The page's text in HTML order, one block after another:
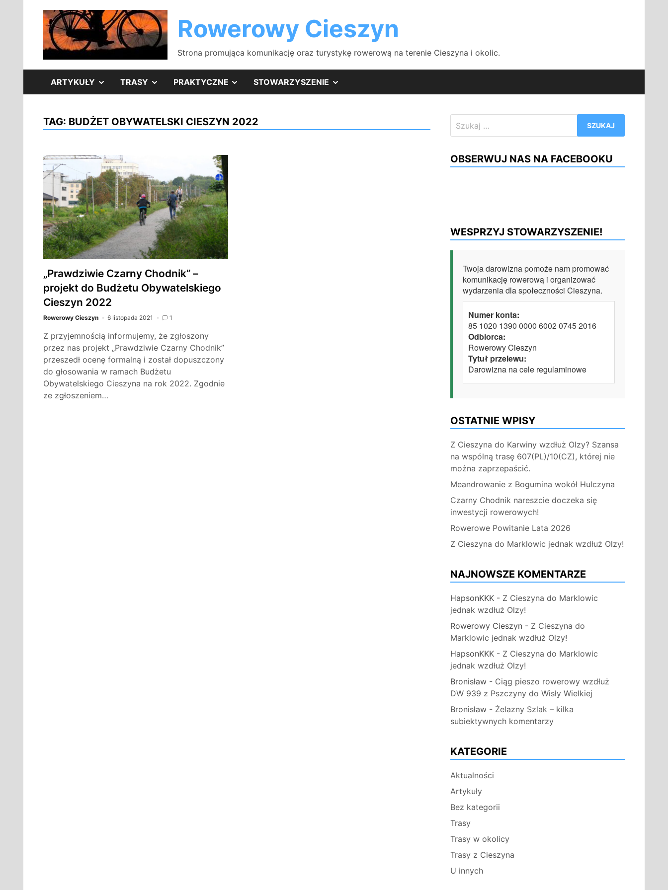
content
Rowerowy Cieszyn
Strona promująca komunikację oraz turystykę rowerową na terenie Cieszyna i okolic.
ARTYKUŁY SHOW
MENU
TRASY SHOW
MENU
PRAKTYCZNE SHOW
MENU
STOWARZYSZENIE
MENU
TAG: BUDŻET OBYWATELSKI CIESZYN 2022
„Prawdziwie Czarny Chodnik” –
projekt do Budżetu Obywatelskiego
Cieszyn 2022
Rowerowy Cieszyn 6 listopada 2021 1
Z przyjemnością informujemy, że zgłoszony
przez nas projekt „Prawdziwie Czarny Chodnik”
przeszedł ocenę formalną i został dopuszczony
do głosowania w ramach Budżetu
Obywatelskiego Cieszyna na rok 2022. Zgodnie
ze zgłoszeniem…
OBSERWUJ NAS NA FACEBOOKU
WESPRZYJ STOWARZYSZENIE!
Twoja darowizna pomoże nam promować
komunikację rowerową i organizować
wydarzenia dla społeczności Cieszyna.
Numer konta:
85 1020 1390 0000 6002 0745 2016
Odbiorca:
Rowerowy Cieszyn
Tytuł przelewu:
Darowizna na cele regulaminowe
OSTATNIE WPISY
Z Cieszyna do Karwiny wzdłuż Olzy? Szansa
na wspólną trasę 607(PL)/10(CZ), której nie
można zaprzepaścić.
Meandrowanie z Bogumina wokół Hulczyna
Czarny Chodnik nareszcie doczeka się
inwestycji rowerowych!
Rowerowe Powitanie Lata 2026
Z Cieszyna do Marklowic jednak wzdłuż Olzy!
NAJNOWSZE KOMENTARZE
HapsonKKK - Z Cieszyna do Marklowic
jednak wzdłuż Olzy!
Rowerowy Cieszyn - Z Cieszyna do
Marklowic jednak wzdłuż Olzy!
HapsonKKK - Z Cieszyna do Marklowic
jednak wzdłuż Olzy!
Bronisław - Ciąg pieszo rowerowy wzdłuż
DW 939 z Pszczyny do Wisły Wielkiej
Bronisław - Żelazny Szlak – kilka
subiektywnych komentarzy
KATEGORIE
Aktualności
Artykuły
Bez kategorii
Trasy
Trasy w okolicy
Trasy z Cieszyna
U innych